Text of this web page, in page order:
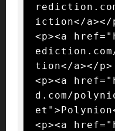
iction</a></
<p><a
tion</a></p>
<p><a
d.com/
<p><a